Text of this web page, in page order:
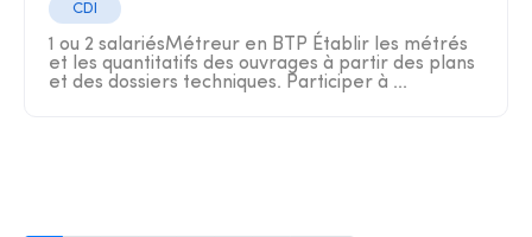
CDI
1 ou 2 salariésMétreur en BTP Établir les métrés
et les quantitatifs des ouvrages à partir des plans
et des dossiers techniques. Participer à ...